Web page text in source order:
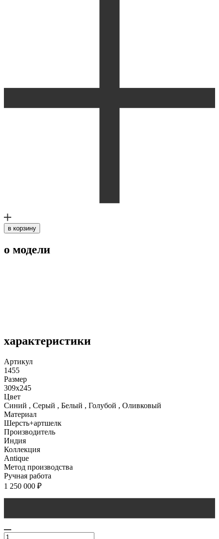
в корзину
о модели
характеристики
Артикул
1455
Размер
309x245
Цвет
Синий , Серый , Белый , Голубой , Оливковый
Материал
Шерсть+артшелк
Производитель
Индия
Коллекция
Antique
Метод производства
Ручная работа
1 250 000 ₽